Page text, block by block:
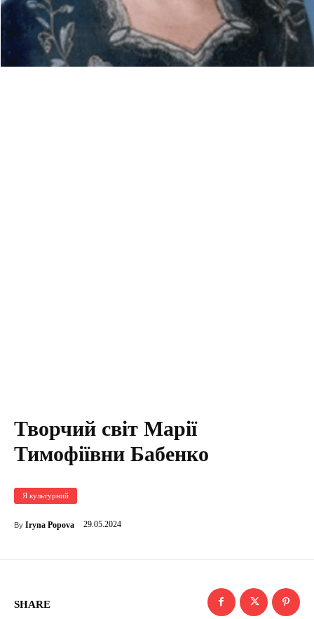
Творчий світ Марії
Тимофіївни Бабенко
Я культурний
By Iryna Popova 29.05.2024
SHARE